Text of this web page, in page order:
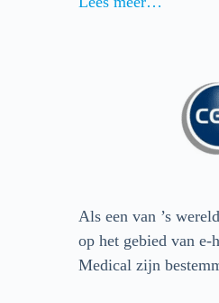
Als een van ’s
op het gebied van
Medical zijn